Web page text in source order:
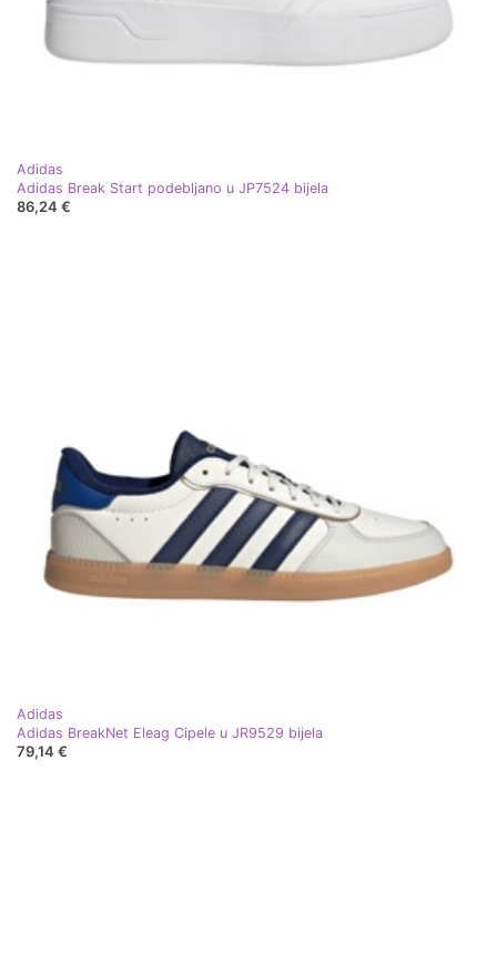
Adidas
Adidas Break Start podebljano u JP7524 bijela
86,24 €
Adidas
Adidas BreakNet Eleag Cipele u JR9529 bijela
79,14 €